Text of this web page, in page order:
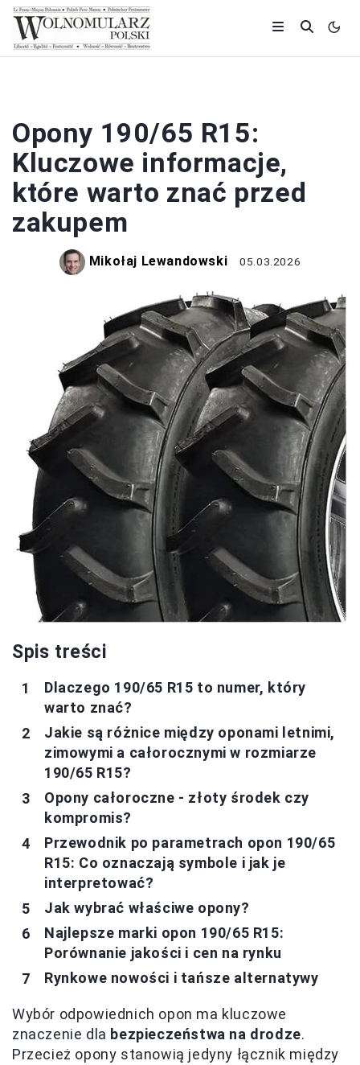
Opony 190/65 R15:
Kluczowe informacje,
które warto znać przed
zakupem
Mikołaj Lewandowski 05.03.2026
Spis treści
Dlaczego 190/65 R15 to numer, który
warto znać?
Jakie są różnice między oponami letnimi,
zimowymi a całorocznymi w rozmiarze
190/65 R15?
Opony całoroczne - złoty środek czy
kompromis?
Przewodnik po parametrach opon 190/65
R15: Co oznaczają symbole i jak je
interpretować?
Jak wybrać właściwe opony?
Najlepsze marki opon 190/65 R15:
Porównanie jakości i cen na rynku
Rynkowe nowości i tańsze alternatywy
Wybór odpowiednich opon ma kluczowe
znaczenie dla bezpieczeństwa na drodze.
Przecież opony stanowią jedyny łącznik między